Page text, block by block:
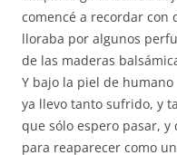
comencé a recordar con
lloraba por algunos
de las maderas
Y bajo la piel de humano
ya llevo tanto sufrido, y
que sólo espero pasar, y
para reaparecer como